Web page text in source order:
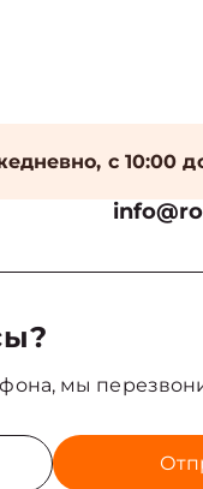
с 10:00
мы